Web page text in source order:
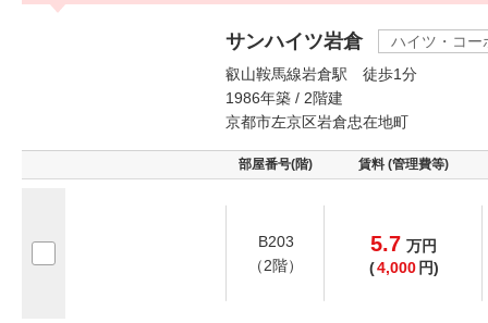
サンハイツ岩倉
ハイツ・コー
叡山鞍馬線岩倉駅 徒歩1分
1986年築 / 2階建
京都市左京区岩倉忠在地町
部屋番号(階) 賃料 (管理費等)
B203
（2階）
5.7 万円
(4,000 円)